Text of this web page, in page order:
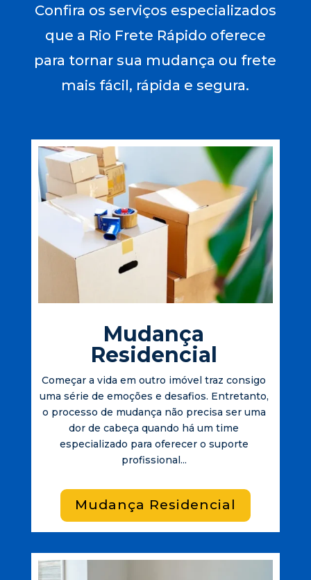
Confira os serviços especializados
que a Rio Frete Rápido oferece
para tornar sua mudança ou frete
mais fácil, rápida e segura.
Mudança
Residencial
Começar a vida em outro imóvel traz consigo
uma série de emoções e desafios. Entretanto,
o processo de mudança não precisa ser uma
dor de cabeça quando há um time
especializado para oferecer o suporte
profissional...
Mudança Residencial